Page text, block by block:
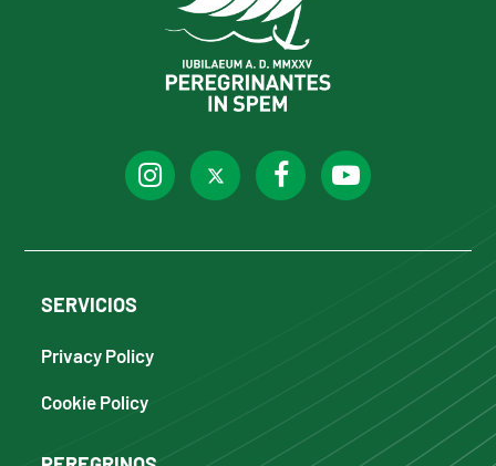
SERVICIOS
Privacy Policy
Cookie Policy